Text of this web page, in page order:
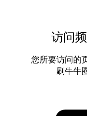
访问
您所要访问的
刷牛牛